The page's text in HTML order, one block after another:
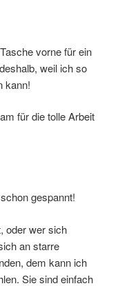
vorne für ein
weil ich so
kann!
für die tolle Arbeit
gespannt!
oder wer sich
an starre
dem kann ich
Sie sind einfach